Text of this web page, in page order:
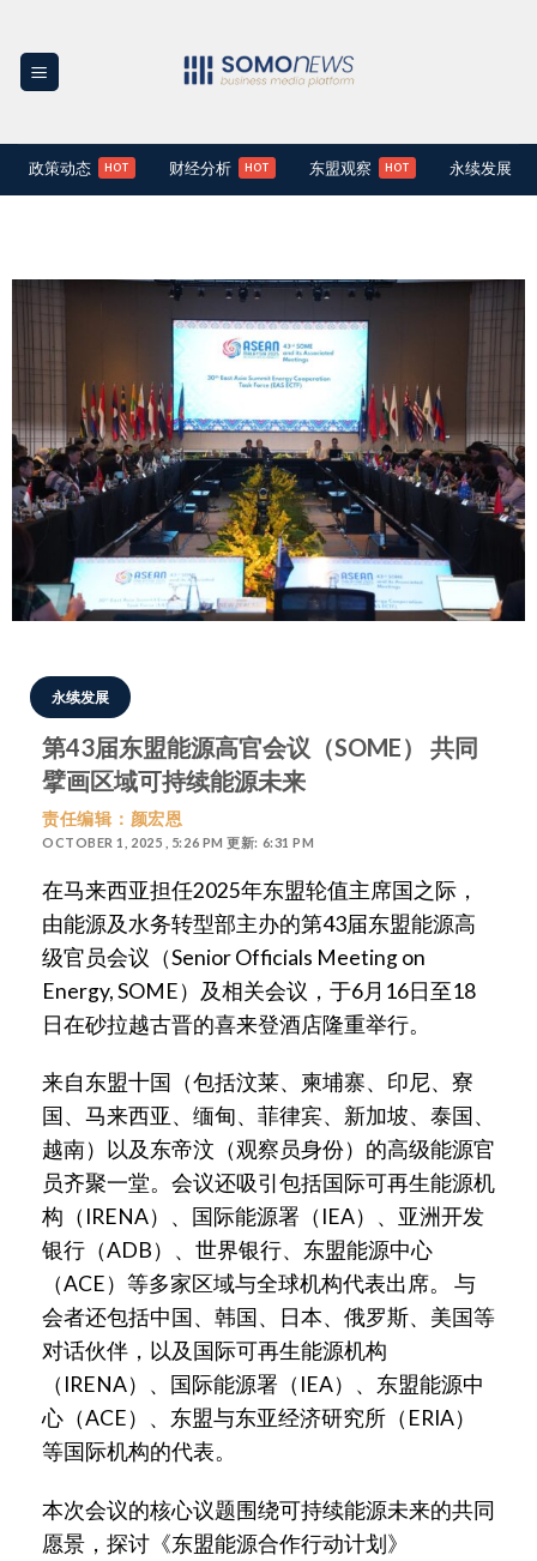
content
政策动态 财经分析 东盟观察 永续发展
永续发展
第43届东盟能源高官会议（SOME） 共同
擘画区域可持续能源未来
责任编辑：颜宏恩
OCTOBER 1, 2025 , 5:26 PM 更新: 6:31 PM
在马来西亚担任2025年东盟轮值主席国之际，
由能源及水务转型部主办的第43届东盟能源高
级官员会议（Senior Officials Meeting on
Energy, SOME）及相关会议，于6月16日至18
日在砂拉越古晋的喜来登酒店隆重举行。
来自东盟十国（包括汶莱、柬埔寨、印尼、寮
国、马来西亚、缅甸、菲律宾、新加坡、泰国、
越南）以及东帝汶（观察员身份）的高级能源官
员齐聚一堂。会议还吸引包括国际可再生能源机
构（IRENA）、国际能源署（IEA）、亚洲开发
银行（ADB）、世界银行、东盟能源中心
（ACE）等多家区域与全球机构代表出席。 与
会者还包括中国、韩国、日本、俄罗斯、美国等
对话伙伴，以及国际可再生能源机构
（IRENA）、国际能源署（IEA）、东盟能源中
心（ACE）、东盟与东亚经济研究所（ERIA）
等国际机构的代表。
本次会议的核心议题围绕可持续能源未来的共同
愿景，探讨《东盟能源合作行动计划》